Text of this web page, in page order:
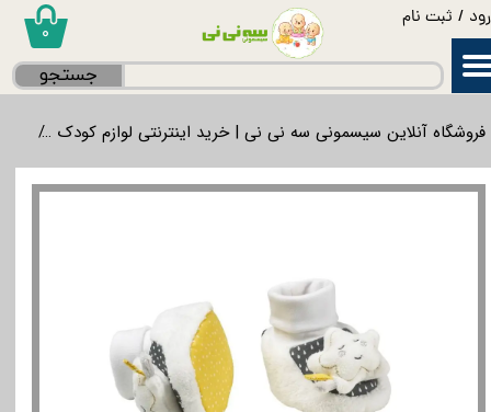
/ ثبت نام
حساب کاربری من
۰
جستجو
فروشگاه آنلاین سیسمونی سه نی نی | خرید اینترنتی لوازم کودک